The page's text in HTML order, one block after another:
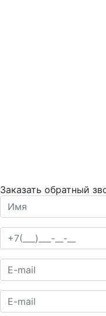
Заказать обратный